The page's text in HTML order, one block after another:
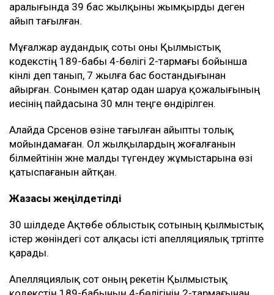
аралығында 39 бас жылқыны жымқырды деген
айып тағылған.
Мұғалжар аудандық соты оны Қылмыстық
кодекстің 189-бабы 4-бөлігі 2-тармағы бойынша
кінәлі деп танып, 7 жылға бас бостандығынан
айырған. Сонымен қатар одан шаруа қожалығының
иесінің пайдасына 30 млн теңге өндірілген.
Алайда Сәрсенов өзіне тағылған айыпты толық
мойындамаған. Ол жылқылардың жоғалғанын
білмейтінін және малды түгендеу жұмыстарына өзі
қатыспағанын айтқан.
Жазасы жеңілдетілді
30 шілдеде Ақтөбе облыстық сотының қылмыстық
істер жөніндегі сот алқасы істі апелляциялық тәртіпте
қарады.
Апелляциялық сот оның әрекетін Қылмыстық